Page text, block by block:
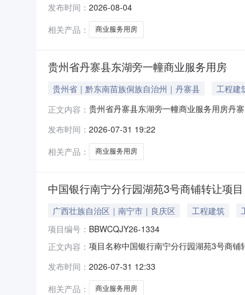
数第1-3层/共17层，国有建设用地使用权
然人。2、符合国家相关法
发布时间： 2026-08-04
相关产品：
商业服务用房
贵州省丹寨县东湖旁一幢商业服务用房
贵州省｜黔东南苗族侗族自治州｜丹寨县 工程建
正文内容： 贵州省丹寨县东湖旁一幢商业服务用房丹
2026年7月14日标的物现状用途住宿餐饮
赁情
发布时间： 2026-07-31 19:22
相关产品：
商业服务用房
中国银行南宁分行园湖苑3号商铺转让项目
广西壮族自治区｜南宁市｜良庆区 工程建筑
项目编号： BBWCQJY26-1334
正文内容： 项目名称中国银行南宁分行园湖苑3号商
筑面积为217.35㎡，使用期限;1995年03
发布时间： 2026-07-31 12:33
相关产品：
商业服务用房